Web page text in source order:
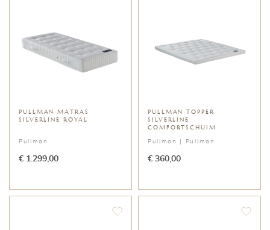
PULLMAN MATRAS
SILVERLINE ROYAL
Pullman
€ 1.299,00
PULLMAN TOPPER
SILVERLINE
COMFORTSCHUIM
Pullman | Pullman
€ 360,00